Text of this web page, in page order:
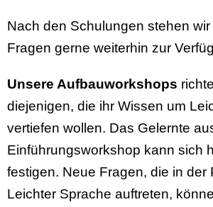
Nach den Schulungen stehen
Fragen gerne weiterhin zur
Unsere Aufbauworkshops
diejenigen, die ihr Wissen um
vertiefen wollen. Das Gelernte
Einführungsworkshop kann sich
festigen. Neue Fragen, die in der
Leichter Sprache auftreten,